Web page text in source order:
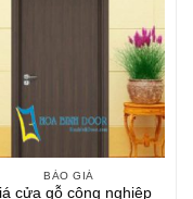
BÁO GIÁ
cửa gỗ công nghiệp